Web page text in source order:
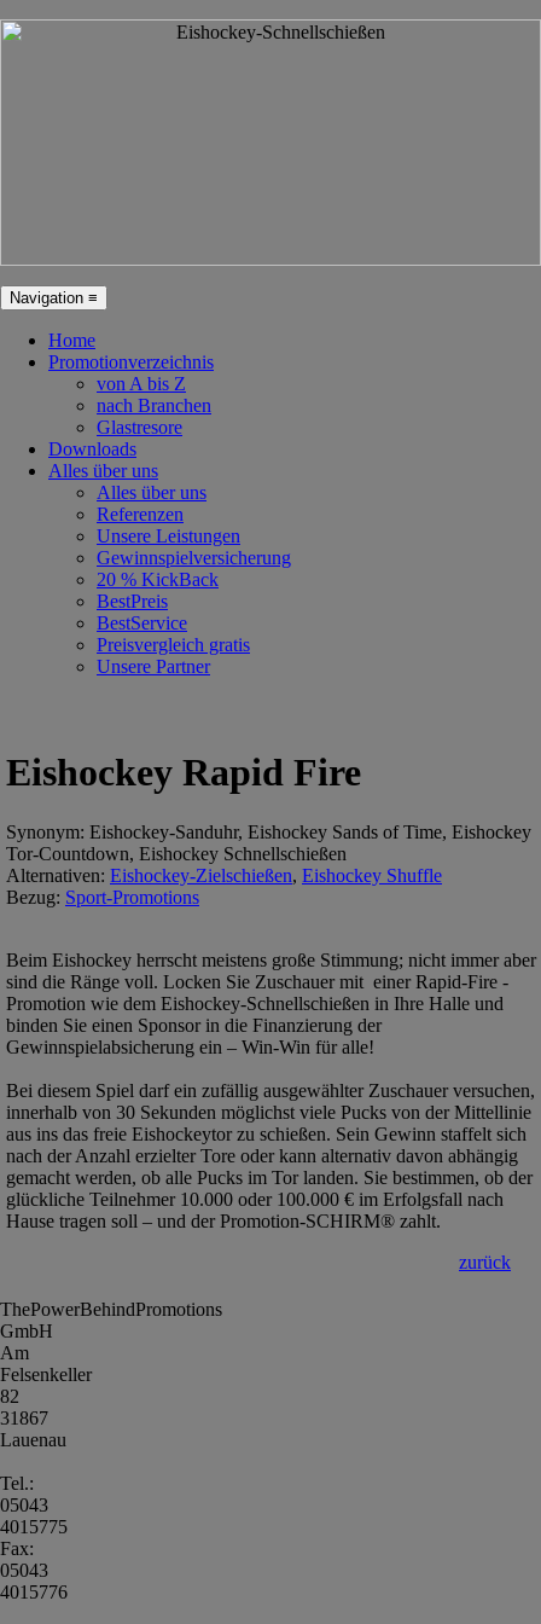
Navigation ≡
Home
Promotionverzeichnis
von A bis Z
nach Branchen
Glastresore
Downloads
Alles über uns
Alles über uns
Referenzen
Unsere Leistungen
Gewinnspielversicherung
20 % KickBack
BestPreis
BestService
Preisvergleich gratis
Unsere Partner
Eishockey Rapid Fire
Synonym: Eishockey-Sanduhr, Eishockey Sands of Time, Eishockey
Tor-Countdown, Eishockey Schnellschießen
Alternativen: Eishockey-Zielschießen, Eishockey Shuffle
Bezug: Sport-Promotions
Beim Eishockey herrscht meistens große Stimmung; nicht immer aber
sind die Ränge voll. Locken Sie Zuschauer mit einer Rapid-Fire -
Promotion wie dem Eishockey-Schnellschießen in Ihre Halle und
binden Sie einen Sponsor in die Finanzierung der
Gewinnspielabsicherung ein – Win-Win für alle!
Bei diesem Spiel darf ein zufällig ausgewählter Zuschauer versuchen,
innerhalb von 30 Sekunden möglichst viele Pucks von der Mittellinie
aus ins das freie Eishockeytor zu schießen. Sein Gewinn staffelt sich
nach der Anzahl erzielter Tore oder kann alternativ davon abhängig
gemacht werden, ob alle Pucks im Tor landen. Sie bestimmen, ob der
glückliche Teilnehmer 10.000 oder 100.000 € im Erfolgsfall nach
Hause tragen soll – und der Promotion-SCHIRM® zahlt.
zurück
ThePowerBehindPromotions
GmbH
Am
Felsenkeller
82
31867
Lauenau
Tel.:
05043
4015775
Fax:
05043
4015776